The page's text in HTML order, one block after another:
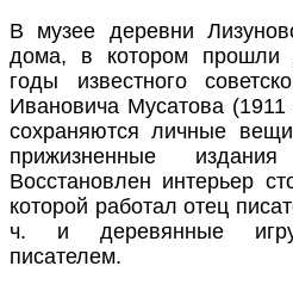
В музее деревни
дома, в котором прошли
годы известного
Ивановича Мусатова
сохраняются личные
прижизненные
Восстановлен интерьер
которой работал отец
ч. и деревянные
писателем.